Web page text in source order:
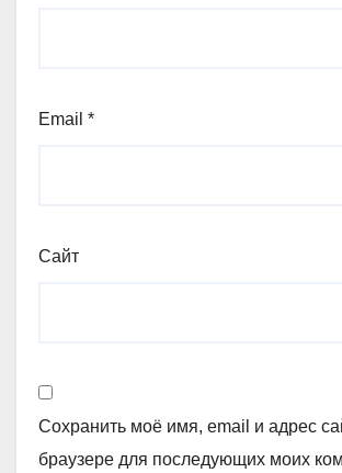
Email *
Сайт
Сохранить моё имя, email и адрес
браузере для последующих моих